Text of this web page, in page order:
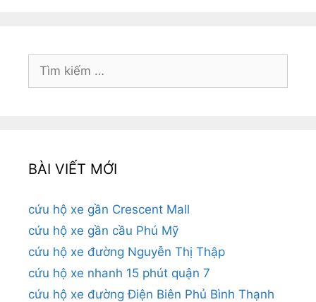
Tìm
kiếm
BÀI VIẾT MỚI
cứu hộ xe gần Crescent Mall
cứu hộ xe gần cầu Phú Mỹ
cứu hộ xe đường Nguyễn Thị Thập
cứu hộ xe nhanh 15 phút quận 7
cứu hộ xe đường Điện Biên Phủ Bình Thạnh